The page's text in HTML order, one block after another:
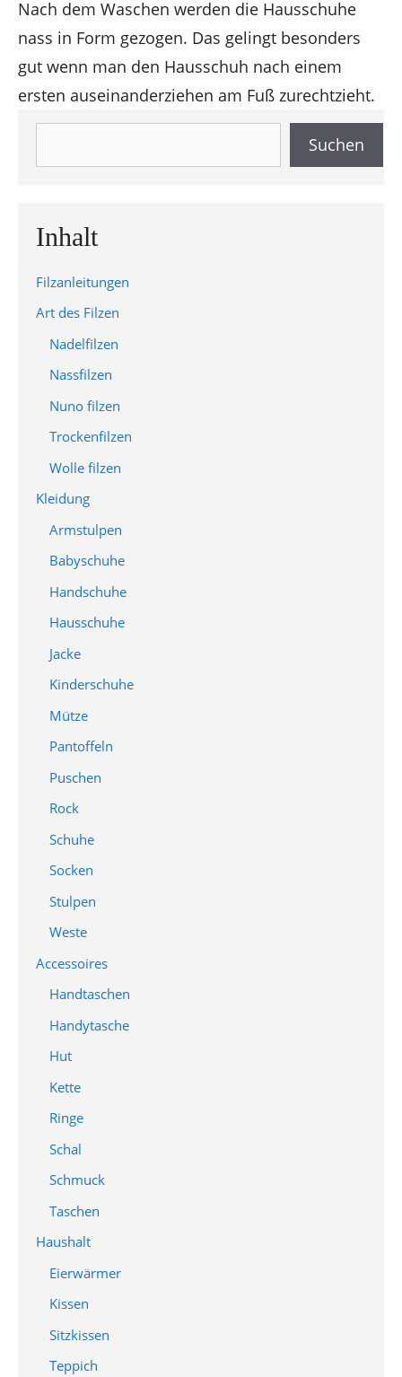
Nach dem Waschen werden die Hausschuhe
nass in Form gezogen. Das gelingt besonders
gut wenn man den Hausschuh nach einem
ersten auseinanderziehen am Fuß zurechtzieht.
Suchen
Inhalt
Filzanleitungen
Art des Filzen
Nadelfilzen
Nassfilzen
Nuno filzen
Trockenfilzen
Wolle filzen
Kleidung
Armstulpen
Babyschuhe
Handschuhe
Hausschuhe
Jacke
Kinderschuhe
Mütze
Pantoffeln
Puschen
Rock
Schuhe
Socken
Stulpen
Weste
Accessoires
Handtaschen
Handytasche
Hut
Kette
Ringe
Schal
Schmuck
Taschen
Haushalt
Eierwärmer
Kissen
Sitzkissen
Teppich